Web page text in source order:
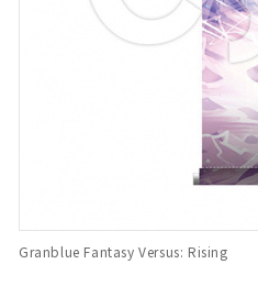
Granblue Fantasy Versus: Rising